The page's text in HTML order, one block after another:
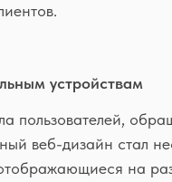
устройствам
пользователей,
веб-дизайн стал
на